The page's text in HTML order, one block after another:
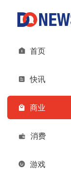
首页
快讯
商业
消费
游戏